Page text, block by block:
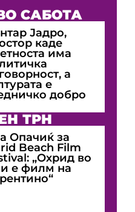
САБОТА
Јадро,
каде
има
а
е
добро
ТРН
Опачиќ за
Beach Film
„Охрид во
е филм на